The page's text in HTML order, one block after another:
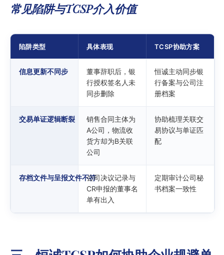
常见陷阱与TCSP介入价值
陷阱类型 具体表现 TCSP协助方案
信息更新不同步
董事辞职后，银
行授权签名人未
同步删除
恒诚主动同步银
行备案与公司注
册档案
交易单证逻辑断裂
销售合同主体为
A公司，物流收
货方却为B关联
公司
协助梳理关联交
易协议与单证匹
配
存档文件与呈报文件不符公司决议记录与
CR申报的董事名
单有出入
定期审计公司秘
书档案一致性